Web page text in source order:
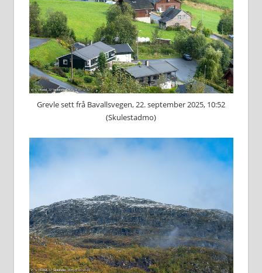
Grevle sett frå Bavallsvegen, 22. september 2025, 10:52
(Skulestadmo)